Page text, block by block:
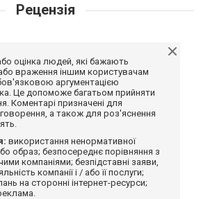
Рецензія
оцінка людей, які бажають
враження іншим користувачам
аргументацією
Це допоможе багатьом прийняти
Коментарі призначені для
а також для роз'яснення
використання ненормативної
образ; безпосереднє порівняння з
компаніями; безпідставні заяви,
компанії і / або її послуги;
на сторонні інтернет-ресурси;